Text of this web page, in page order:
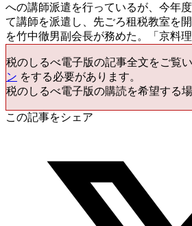
への講師派遣を行っているが、今年
て講師を派遣し、先ごろ租税教室を
を竹中徹男副会長が務めた。「京料
税のしるべ電子版の記事全文をご覧
ン をする必要があります。
税のしるべ電子版の購読を希望する
この記事をシェア